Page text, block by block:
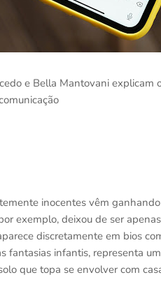
e Bella Mantovani explicam
inocentes vêm
exemplo, deixou de ser
discretamente em bios
fantasias infantis, representa
que topa se envolver com